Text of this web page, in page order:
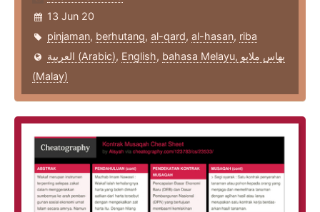
13 Jun 20
pinjaman, berhutang, al-qard, al-hasan, riba
العربية (Arabic), English, bahasa Melayu, بهاس ملايو‎
(Malay)